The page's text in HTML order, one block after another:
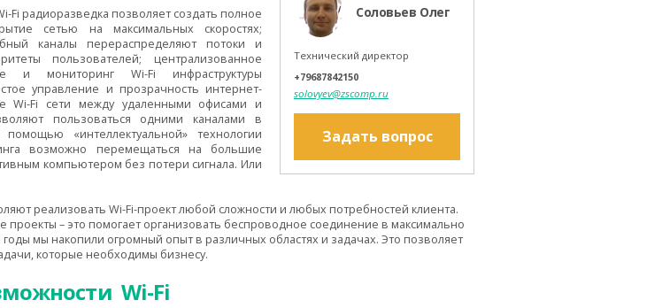
Соловьев Олег
Технический директор
+79687842150
solovyev@zscomp.ru
Задать вопрос
Fi радиоразведка позволяет создать полное
сетью на максимальных скоростях;
каналы перераспределяют потоки и
пользователей; централизованное
и мониторинг Wi-Fi инфраструктуры
управление и прозрачность интернет-
Wi-Fi сети между удаленными офисами и
пользоваться одними каналами в
«интеллектуальной» технологии
возможно перемещаться на большие
компьютером без потери сигнала. Или
реализовать Wi-Fi-проект любой сложности и любых потребностей клиента.
– это помогает организовать беспроводное соединение в максимально
мы накопили огромный опыт в различных областях и задачах. Это позволяет
которые необходимы бизнесу.
Wi-Fi